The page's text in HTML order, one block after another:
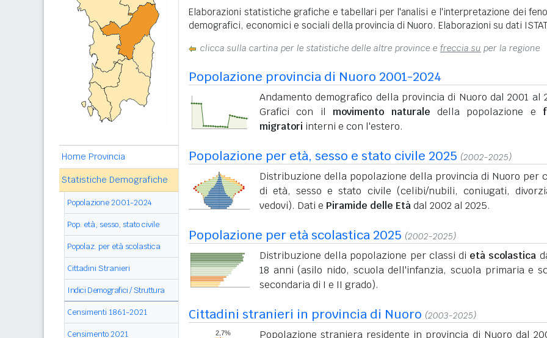
Home Provincia
Statistiche Demografiche
Popolazione 2001-2024
Pop. età, sesso, stato civile
Popolaz. per età scolastica
Cittadini Stranieri
Indici Demografici / Struttura
Censimenti 1861-2021
Censimento 2021
Elaborazioni statistiche grafiche e tabellari per l'analisi e l'interpretazione dei
demografici, economici e sociali della provincia di Nuoro. Elaborazioni su dati
clicca sulla cartina per le statistiche delle altre province e freccia su per la regione
Popolazione provincia di Nuoro 2001-2024
Andamento demografico della provincia di Nuoro dal 2001 al
Grafici con il movimento naturale della popolazione e
migratori interni e con l'estero.
Popolazione per età, sesso e stato civile 2025 (2002-2025)
Distribuzione della popolazione della provincia di Nuoro per
di età, sesso e stato civile (celibi/nubili, coniugati,
vedovi). Dati e Piramide delle Etàdal 2002 al 2025.
Popolazione per età scolastica 2025 (2002-2025)
Distribuzione della popolazione per classi di età scolastica
18 anni (asilo nido, scuola dell'infanzia, scuola primaria e
secondaria di I e II grado).
Cittadini stranieri in provincia di Nuoro (2003-2025)
Popolazione straniera residente in provincia di Nuoro dal